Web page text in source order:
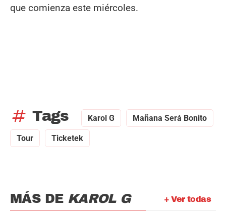
que comienza este miércoles.
tag Tags Karol G Mañana Será Bonito
Tour Ticketek
+ Ver todas
MÁS DE KAROL G